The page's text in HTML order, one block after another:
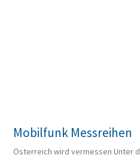
Mobilfunk Messreihen
Österreich wird vermessen Unter